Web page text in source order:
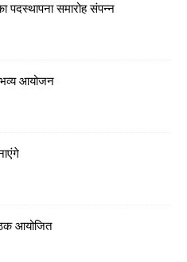
पदस्थापना समारोह संपन्न
आयोजन
आयोजित